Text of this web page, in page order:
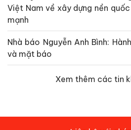
Việt Nam về xây dựng nền
mạnh
Nhà báo Nguyễn Anh Bình:
và mặt báo
Xem thêm các tin